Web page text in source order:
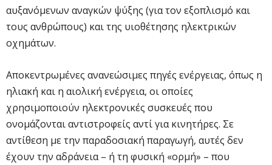
αυξανόμενων αναγκών ψύξης (για τον εξοπλισμό και
τους ανθρώπους) και της υιοθέτησης ηλεκτρικών
οχημάτων.
Αποκεντρωμένες ανανεώσιμες πηγές ενέργειας, όπως η
ηλιακή και η αιολική ενέργεια, οι οποίες
χρησιμοποιούν ηλεκτρονικές συσκευές που
ονομάζονται αντιστροφείς αντί για κινητήρες. Σε
αντίθεση με την παραδοσιακή παραγωγή, αυτές δεν
έχουν την αδράνεια – ή τη φυσική «ορμή» – που